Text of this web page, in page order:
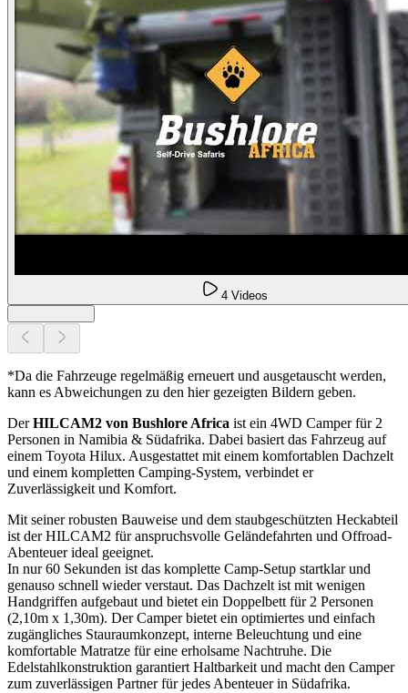
4 Videos
*Da die Fahrzeuge regelmäßig erneuert und ausgetauscht werden,
kann es Abweichungen zu den hier gezeigten Bildern geben.
DerHILCAM2 von Bushlore Africa ist ein 4WD Camper für 2
Personen in Namibia & Südafrika. Dabei basiert das Fahrzeug auf
einem Toyota Hilux. Ausgestattet mit einem komfortablen Dachzelt
und einem kompletten Camping-System, verbindet er
Zuverlässigkeit und Komfort.
Mit seiner robusten Bauweise und dem staubgeschützten Heckabteil
ist der HILCAM2 für anspruchsvolle Geländefahrten und Offroad-
Abenteuer ideal geeignet.
In nur 60 Sekunden ist das komplette Camp-Setup startklar und
genauso schnell wieder verstaut. Das Dachzelt ist mit wenigen
Handgriffen aufgebaut und bietet ein Doppelbett für 2 Personen
(2,10m x 1,30m). Der Camper bietet ein optimiertes und einfach
zugängliches Stauraumkonzept, interne Beleuchtung und eine
komfortable Matratze für eine erholsame Nachtruhe. Die
Edelstahlkonstruktion garantiert Haltbarkeit und macht den Camper
zum zuverlässigen Partner für jedes Abenteuer in Südafrika.